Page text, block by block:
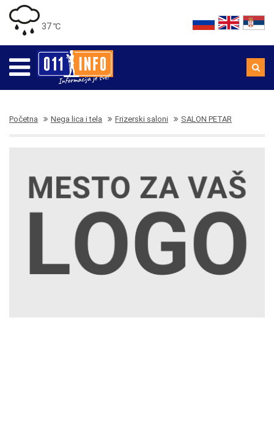
37 ℃
Početna Nega lica i tela Frizerski saloni SALON PETAR